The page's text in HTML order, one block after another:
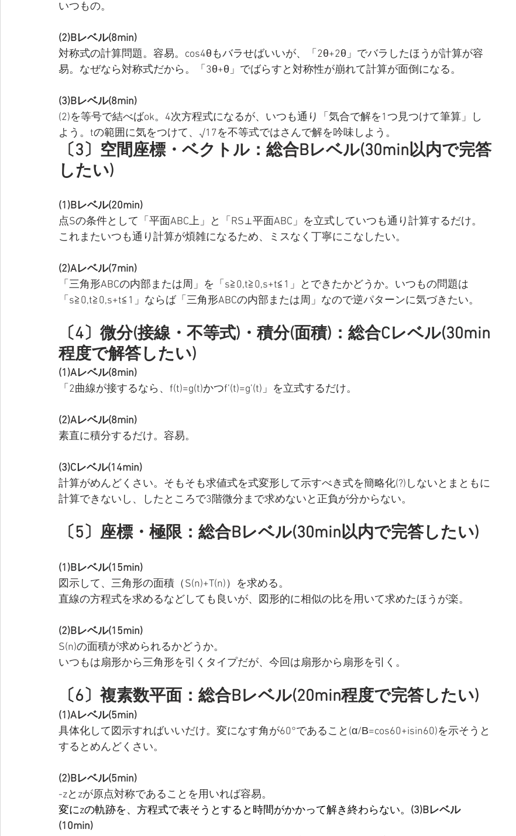
いつもの。
(2)Bレベル(8min)
対称式の計算問題。容易。cos4θもバラせばいいが、「2θ+2θ」でバラしたほうが計算が容
易。なぜなら対称式だから。「3θ+θ」でばらすと対称性が崩れて計算が面倒になる。
(3)Bレベル(8min)
(2)を等号で結べばok。4次方程式になるが、いつも通り「気合で解を1つ見つけて筆算」し
よう。tの範囲に気をつけて、√17を不等式ではさんで解を吟味しよう。
〔3〕空間座標・ベクトル：総合Bレベル(30min以内で完答
したい)
(1)Bレベル(20min)
点Sの条件として「平面ABC上」と「RS⊥平面ABC」を立式していつも通り計算するだけ。
これまたいつも通り計算が煩雑になるため、ミスなく丁寧にこなしたい。
(2)Aレベル(7min)
「三角形ABCの内部または周」を「s≧0,t≧0,s+t≦1」とできたかどうか。いつもの問題は
「s≧0,t≧0,s+t≦1」ならば「三角形ABCの内部または周」なので逆パターンに気づきたい。
〔4〕微分(接線・不等式)・積分(面積)：総合Cレベル(30min
程度で解答したい)
(1)Aレベル(8min)
「2曲線が接するなら、f(t)=g(t)かつf’(t)=g’(t)」を立式するだけ。
(2)Aレベル(8min)
素直に積分するだけ。容易。
(3)Cレベル(14min)
計算がめんどくさい。そもそも求値式を式変形して示すべき式を簡略化(?)しないとまともに
計算できないし、したところで3階微分まで求めないと正負が分からない。
〔5〕座標・極限：総合Bレベル(30min以内で完答したい)
(1)Bレベル(15min)
図示して、三角形の面積（S(n)+T(n)）を求める。
直線の方程式を求めるなどしても良いが、図形的に相似の比を用いて求めたほうが楽。
(2)Bレベル(15min)
S(n)の面積が求められるかどうか。
いつもは扇形から三角形を引くタイプだが、今回は扇形から扇形を引く。
〔6〕複素数平面：総合Bレベル(20min程度で完答したい)
(1)Aレベル(5min)
具体化して図示すればいいだけ。変になす角が60°であること(α/Β=cos60+isin60)を示そうと
するとめんどくさい。
(2)Bレベル(5min)
-zとzが原点対称であることを用いれば容易。
変にzの軌跡を、方程式で表そうとすると時間がかかって解き終わらない。 (3)Bレベル
(10min)